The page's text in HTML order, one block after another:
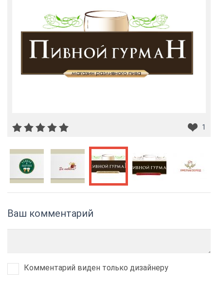
1
Ваш комментарий
Комментарий виден только дизайнеру